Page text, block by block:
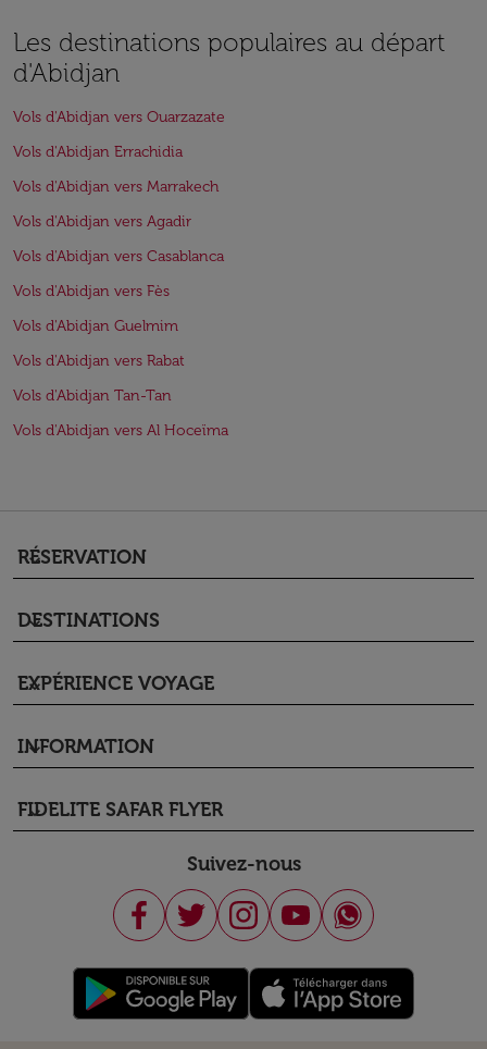
Les destinations populaires au départ
d'Abidjan
Vols d'Abidjan vers Ouarzazate
Vols d'Abidjan Errachidia
Vols d'Abidjan vers Marrakech
Vols d'Abidjan vers Agadir
Vols d'Abidjan vers Casablanca
Vols d'Abidjan vers Fès
Vols d'Abidjan Guelmim
Vols d'Abidjan vers Rabat
Vols d'Abidjan Tan-Tan
Vols d'Abidjan vers Al Hoceïma
RÉSERVATION
keyboard_arrow_down
DESTINATIONS
keyboard_arrow_down
EXPÉRIENCE VOYAGE
keyboard_arrow_down
INFORMATION
keyboard_arrow_down
FIDELITE SAFAR FLYER
keyboard_arrow_down
Suivez-nous